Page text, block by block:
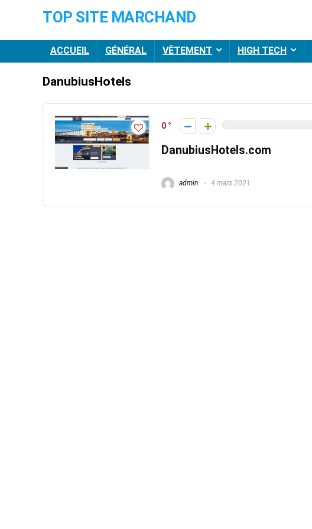
TOP SITE MARCHAND
ACCUEIL GÉNÉRAL VÊTEMENT HIGH TECH
DanubiusHotels
0
DanubiusHotels.com
admin 4 mars 2021